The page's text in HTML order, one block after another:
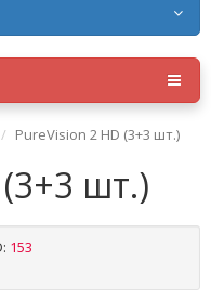
PureVision 2 HD (3+3 шт.)
шт.)
153